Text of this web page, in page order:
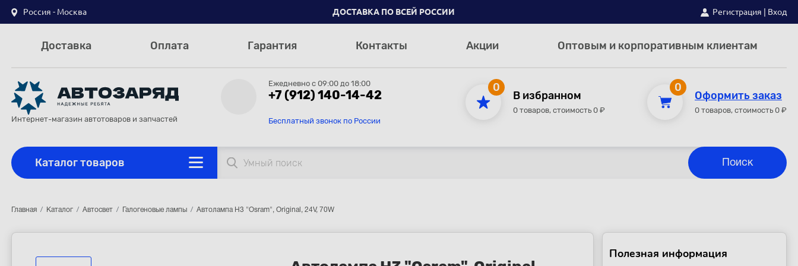
Россия - Москва ДОСТАВКА ПО ВСЕЙ РОССИИ Регистрация Вход
Доставка Оплата Гарантия Контакты Акции Оптовым и корпоративным клиентам
Интернет-магазин автотоваров и запчастей
Ежедневно с 09:00 до 18:00
+7 (912) 140-14-42
Бесплатный звонок по России
0
В избранном
0 товаров, стоимость 0 ₽
0
Оформить заказ
0 товаров, стоимость 0 ₽
Каталог товаров
Главная Каталог Автосвет Галогеновые лампы Автолампа H3 "Osram", Original, 24V, 70W
Полезная информация